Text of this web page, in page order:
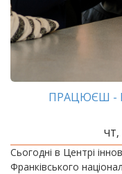
ПРАЦЮЄШ -
ЧТ,
Сьогодні в Центрі
Франківського